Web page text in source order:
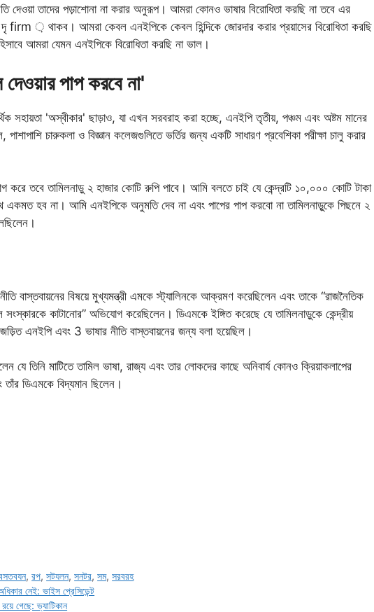
দেওয়া তাদের পড়াশোনা না করার অনুরূপ। আমরা কোনও ভাষার বিরোধিতা করছি না তবে এর
দৃ firm ় থাকব। আমরা কেবল এনইপিকে কেবল হিন্দিকে জোরদার করার প্রয়াসের বিরোধিতা করছি
আমরা যেমন এনইপিকে বিরোধিতা করছি না ভাল।
পাপ করবে না'
সহায়তা 'অস্বীকার' ছাড়াও, যা এখন সরবরাহ করা হচ্ছে, এনইপি তৃতীয়, পঞ্চম এবং অষ্টম মানের
চারুকলা ও বিজ্ঞান কলেজগুলিতে ভর্তির জন্য একটি সাধারণ প্রবেশিকা পরীক্ষা চালু করার
করে তবে তামিলনাড়ু ২ হাজার কোটি রুপি পাবে। আমি বলতে চাই যে কেন্দ্রটি ১০,০০০ কোটি টাকা
একমত হব না। আমি এনইপিকে অনুমতি দেব না এবং পাপের পাপ করবো না তামিলনাড়ুকে পিছনে ২
বাস্তবায়নের বিষয়ে মুখ্যমন্ত্রী এমকে স্ট্যালিনকে আক্রমণ করেছিলেন এবং তাকে “রাজনৈতিক
সংস্কারকে কাটানোর” অভিযোগ করেছিলেন। ডিএমকে ইঙ্গিত করেছে যে তামিলনাড়ুকে কেন্দ্রীয়
জড়িত এনইপি এবং 3 ভাষার নীতি বাস্তবায়নের জন্য বলা হয়েছিল।
যে তিনি মাটিতে তামিল ভাষা, রাজ্য এবং তার লোকদের কাছে অনিবার্য কোনও ক্রিয়াকলাপের
ডিএমকে বিদ্যমান ছিলেন।
,রপ,সটযলন,সনটর,সম,সরবরহ
নেই: ভাইস প্রেসিডেন্ট
গেছে: ভ্যাটিকান